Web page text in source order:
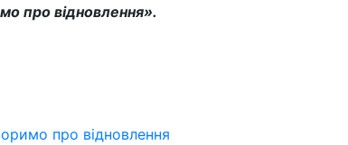
про відновлення».
про відновлення